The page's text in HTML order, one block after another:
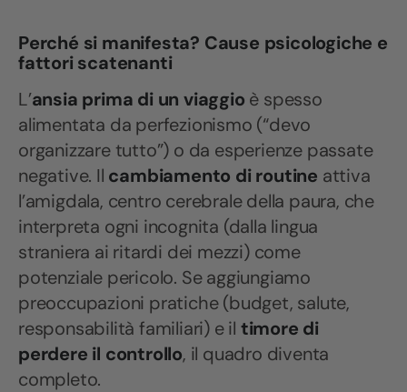
Perché si manifesta? Cause psicologiche e
fattori scatenanti
L’ansia prima di un viaggio è spesso
alimentata da perfezionismo (“devo
organizzare tutto”) o da esperienze passate
negative. Il cambiamento di routine attiva
l’amigdala, centro cerebrale della paura, che
interpreta ogni incognita (dalla lingua
straniera ai ritardi dei mezzi) come
potenziale pericolo. Se aggiungiamo
preoccupazioni pratiche (budget, salute,
responsabilità familiari) e il timore di
perdere il controllo, il quadro diventa
completo.